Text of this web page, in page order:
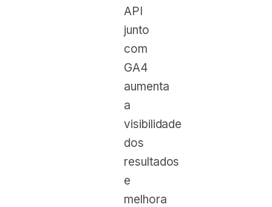
API
junto
com
GA4
aumenta
a
visibilidade
dos
resultados
e
melhora